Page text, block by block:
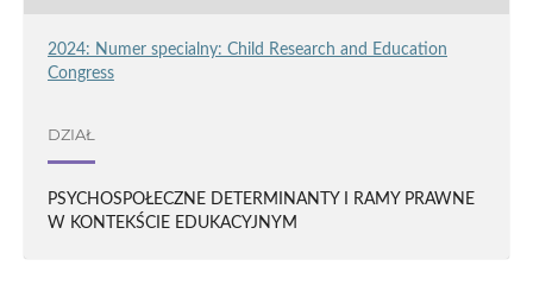
2024: Numer specialny: Child Research and Education
Congress
DZIAŁ
PSYCHOSPOŁECZNE DETERMINANTY I RAMY PRAWNE
W KONTEKŚCIE EDUKACYJNYM